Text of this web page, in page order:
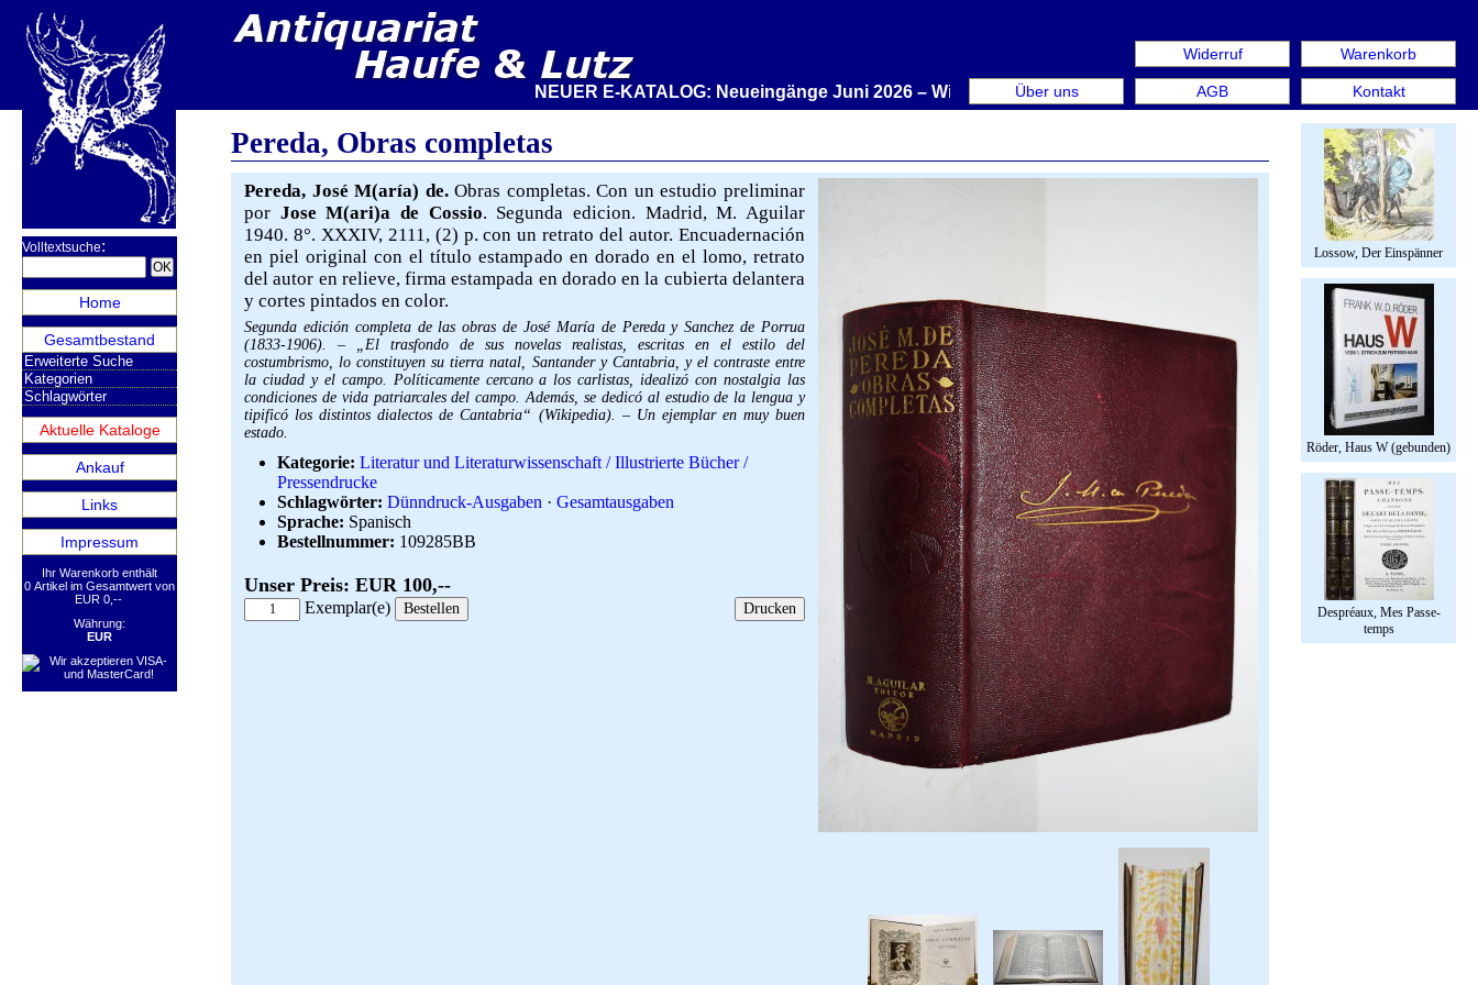
Warenkorb
Kontakt
Widerruf
AGB
Über uns
NEUER E-KATALOG: Neueingänge Juni 2026 – Wir stellen aus: Rare Book Week Berlin. Internationale Messe
Volltextsuche:
Home
Gesamtbestand
Erweiterte Suche
Kategorien
Schlagwörter
Aktuelle Kataloge
Ankauf
Links
Impressum
Ihr Warenkorb enthält
0 Artikel im Gesamtwert von
EUR 0,--
Währung:
EUR
Lossow, Der Einspänner
Röder, Haus W (gebunden)
Despréaux, Mes Passe-
temps
Pereda, Obras completas
Pereda, José M(aría) de.Obras completas. Con un estudio preliminar
por Jose M(ari)a de Cossio. Segunda edicion. Madrid, M. Aguilar
1940. 8°. XXXIV, 2111, (2) p. con un retrato del autor. Encuadernación
en piel original con el título estampado en dorado en el lomo, retrato
del autor en relieve, firma estampada en dorado en la cubierta delantera
y cortes pintados en color.
Segunda edición completa de las obras de José María de Pereda y Sanchez de Porrua
(1833-1906). – „El trasfondo de sus novelas realistas, escritas en el estilo del
costumbrismo, lo constituyen su tierra natal, Santander y Cantabria, y el contraste entre
la ciudad y el campo. Políticamente cercano a los carlistas, idealizó con nostalgia las
condiciones de vida patriarcales del campo. Además, se dedicó al estudio de la lengua y
tipificó los distintos dialectos de Cantabria“ (Wikipedia). – Un ejemplar en muy buen
estado.
Kategorie: Literatur und Literaturwissenschaft / Illustrierte Bücher /
Pressendrucke
Schlagwörter: Dünndruck-Ausgaben · Gesamtausgaben
Sprache: Spanisch
Bestellnummer: 109285BB
Unser Preis: EUR 100,--
Exemplar(e)